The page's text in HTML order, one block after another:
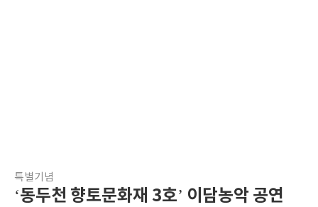
특별기념
‘동두천 향토문화재 3호’ 이담농악 공연